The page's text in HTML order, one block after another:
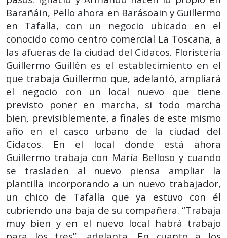
Barañáin, Pello ahora en Barásoain y Guillermo
en Tafalla, con un negocio ubicado en el
conocido como centro comercial La Toscana, a
las afueras de la ciudad del Cidacos. Floristería
Guillermo Guillén es el establecimiento en el
que trabaja Guillermo que, adelantó, ampliará
el negocio con un local nuevo que tiene
previsto poner en marcha, si todo marcha
bien, previsiblemente, a finales de este mismo
año en el casco urbano de la ciudad del
Cidacos. En el local donde está ahora
Guillermo trabaja con María Belloso y cuando
se trasladen al nuevo piensa ampliar la
plantilla incorporando a un nuevo trabajador,
un chico de Tafalla que ya estuvo con él
cubriendo una baja de su compañera. “Trabaja
muy bien y en el nuevo local habrá trabajo